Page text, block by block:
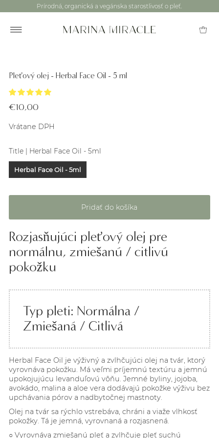
Prírodná, organická a vegánska starostlivosť o pleť.
Pleťový olej - Herbal Face Oil - 5 ml
€10,00
Vrátane DPH
Title | Herbal Face Oil - 5ml
Herbal Face Oil - 5ml
Rozjasňujúci pleťový olej pre
normálnu, zmiešanú / citlivú
pokožku
Typ pleti: Normálna /
Zmiešaná / Citlivá
Herbal Face Oil je výživný a zvlhčujúci olej na tvár, ktorý
vyrovnáva pokožku. Má veľmi príjemnú textúru a jemnú
upokojujúcu levanduľovú vôňu. Jemné byliny, jojoba,
avokádo, malina a aloe vera dodávajú pokožke výživu bez
upchávania pórov a nadbytočnej mastnoty.
Olej na tvár sa rýchlo vstrebáva, chráni a viaže vlhkosť
pokožky. Tá je jemná, vyrovnaná a rozjasnená.
○ Vyrovnáva zmiešanú pleť a zvlhčuje pleť suchú